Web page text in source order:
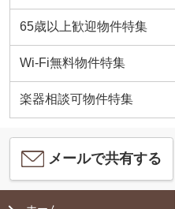
65歳以上歓迎物件特集
Wi-Fi無料物件特集
楽器相談可物件特集
メールで共有する